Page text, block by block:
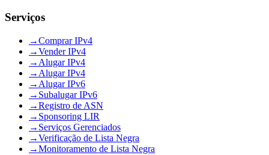
Serviços
→Comprar IPv4
→Vender IPv4
→ Alugar IPv4
→ Alugar IPv4
→ Alugar IPv6
→ Subalugar IPv6
→Registro de ASN
→ Sponsoring LIR
→ Serviços Gerenciados
→Verificação de Lista Negra
→Monitoramento de Lista Negra